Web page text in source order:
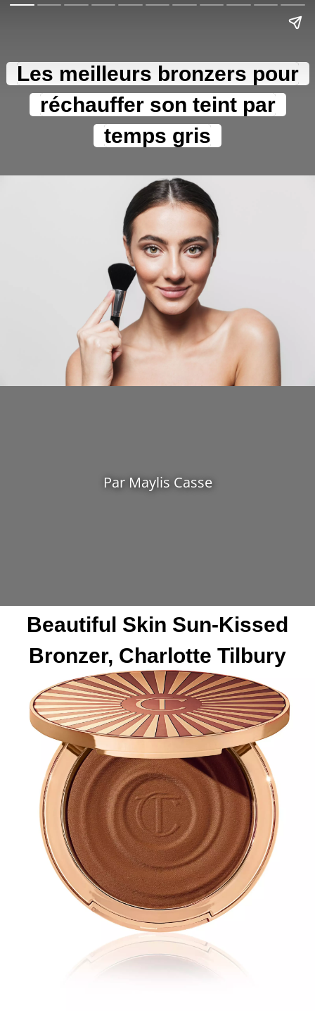
Les meilleurs bronzers pour
réchauffer son teint par
temps gris
Par Maylis Casse
Beautiful Skin Sun-Kissed
Bronzer, Charlotte Tilbury